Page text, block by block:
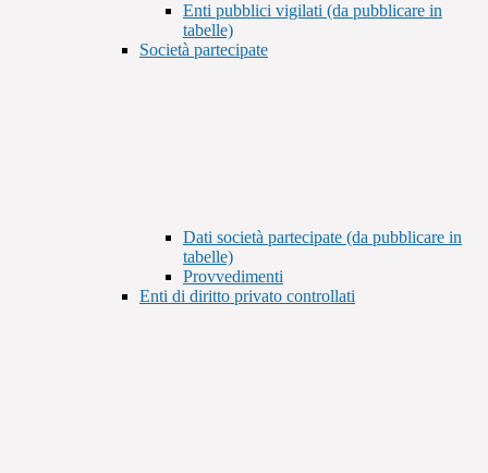
Enti pubblici vigilati (da pubblicare in
tabelle)
Società partecipate
Dati società partecipate (da pubblicare in
tabelle)
Provvedimenti
Enti di diritto privato controllati